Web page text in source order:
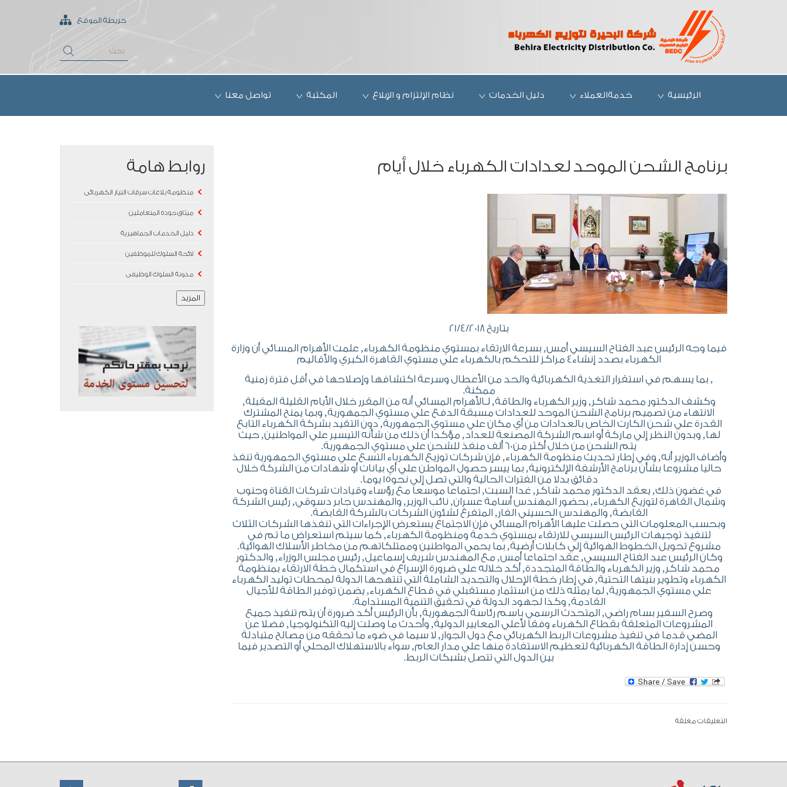
خريطة الموقع
الرئيسية خدمةالعملاء دليل الخدمات نظام الإلتزام و الإبلاغ المكتبة تواصل معنا
برنامج الشحن الموحد لعدادات الكهرباء خلال أيام
بتاريخ 21/4/2018
فيما وجه الرئيس عبد الفتاح السيسي أمس‏,‏ بسرعة الارتقاء بمستوي منظومة الكهرباء‏,‏ علمت الأهرام المسائي أن وزارة
الكهرباء بصدد إنشاء‏4‏ مراكز للتحكم بالكهرباء علي مستوي القاهرة الكبري والأقاليم‏
, بما يسهم في استقرار التغذية الكهربائية والحد من الأعطال وسرعة اكتشافها وإصلاحها في أقل فترة زمنية
ممكنة.
وكشف الدكتور محمد شاكر, وزير الكهرباء والطاقة, لـالأهرام المسائي أنه من المقرر خلال الأيام القليلة المقبلة,
الانتهاء من تصميم برنامج الشحن الموحد للعدادات مسبقة الدفع علي مستوي الجمهورية, وبما يمنح المشترك
القدرة علي شحن الكارت الخاص بالعدادات من أي مكان علي مستوي الجمهورية, دون التقيد بشركة الكهرباء التابع
لها, وبدون النظر إلي ماركة أو اسم الشركة المصنعة للعداد, مؤكدا أن ذلك من شأنه التيسير علي المواطنين, حيث
يتم الشحن من خلال أكثر من60 ألف منفذ للشحن علي مستوي الجمهورية.
وأضاف الوزير أنه, وفي إطار تحديث منظومة الكهرباء, فإن شركات توزيع الكهرباء التسع علي مستوي الجمهورية تنفذ
حاليا مشروعا بشأن برنامج الأرشفة الإلكترونية, بما ييسر حصول المواطن علي أي بيانات أو شهادات من الشركة خلال
دقائق بدلا من الفترات الحالية والتي تصل إلي نحو15 يوما.
في غضون ذلك, يعقد الدكتور محمد شاكر, غدا السبت, اجتماعا موسعا مع رؤساء وقيادات شركات القناة وجنوب
وشمال القاهرة لتوزيع الكهرباء, بحضور المهندس أسامة عسران, نائب الوزير, والمهندس جابر دسوقي, رئيس الشركة
القابضة, والمهندس الحسيني الفار, المتفرغ لشئون الشركات بالشركة القابضة.
وبحسب المعلومات التي حصلت عليها الأهرام المسائي فإن الاجتماع يستعرض الإجراءات التي تنفذها الشركات الثلاث
لتنفيذ توجيهات الرئيس السيسي للارتقاء بمستوي خدمة ومنظومة الكهرباء, كما سيتم استعراض ما تم في
مشروع تحويل الخطوط الهوائية إلي كابلات أرضية, بما يحمي المواطنين وممتلكاتهم من مخاطر الأسلاك الهوائية.
وكان الرئيس عبد الفتاح السيسي, عقد اجتماعا أمس, مع المهندس شريف إسماعيل, رئيس مجلس الوزراء, والدكتور
محمد شاكر, وزير الكهرباء والطاقة المتجددة, أكد خلاله علي ضرورة الإسراع في استكمال خطة الارتقاء بمنظومة
الكهرباء وتطوير بنيتها التحتية, في إطار خطة الإحلال والتجديد الشاملة التي تنتهجها الدولة لمحطات توليد الكهرباء
علي مستوي الجمهورية, لما يمثله ذلك من استثمار مستقبلي في قطاع الكهرباء, يضمن توفير الطاقة للأجيال
القادمة, وكذا لجهود الدولة في تحقيق التنمية المستدامة.
وصرح السفير بسام راضي, المتحدث الرسمي باسم رئاسة الجمهورية, بأن الرئيس أكد ضرورة أن يتم تنفيذ جميع
المشروعات المتعلقة بقطاع الكهرباء وفقا لأعلي المعايير الدولية, وأحدث ما وصلت إليه التكنولوجيا, فضلا عن
المضي قدما في تنفيذ مشروعات الربط الكهربائي مع دول الجوار, لا سيما في ضوء ما تحققه من مصالح متبادلة
وحسن إدارة الطاقة الكهربائية لتعظيم الاستفادة منها علي مدار العام, سواء بالاستهلاك المحلي أو التصدير فيما
بين الدول التي تتصل بشبكات الربط.
التعليقات مغلقة
روابط هامة
منظومة بلاغات سرقات التيار الكهربائى
ميثاق جودة المتعاملين
دليل الخدمات الجماهيرية
لائحة السلوك للموظفين
مدونة السلوك الوظيفى
المزيد